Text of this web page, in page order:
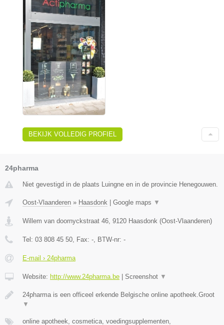
BEKIJK VOLLEDIG PROFIEL
24pharma
Niet gevestigd in de plaats Luingne en in de provincie Henegouwen.
Oost-Vlaanderen » Haasdonk Google maps ▼
Willem van doornyckstraat 46 9120 Haasdonk (Oost-Vlaanderen)
Tel: 03 808 45 50 , Fax: - , BTW-nr: -
E-mail › 24pharma
Website: http://www.24pharma.be Screenshot ▼
24pharma is een officeel erkende Belgische online apotheek.Groot
▼
online apotheek, cosmetica, voedingsupplementen,